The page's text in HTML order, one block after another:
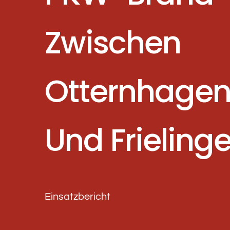
Zwischen
Und
Einsatzbericht